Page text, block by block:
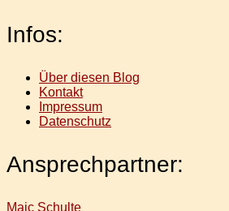
Infos:
Über diesen Blog
Kontakt
Impressum
Datenschutz
Ansprechpartner:
Maic Schulte